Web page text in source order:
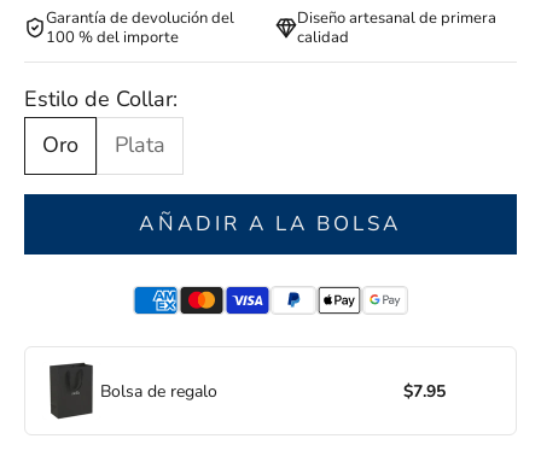
Garantía de devolución del
100 % del importe
Diseño artesanal de primera
calidad
Estilo de Collar:
Oro
Plata
AÑADIR A LA BOLSA
Bolsa de regalo $7.95